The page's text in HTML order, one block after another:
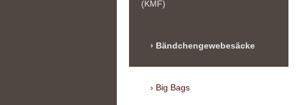
(KMF)
Bändchengewebesäcke
Big Bags